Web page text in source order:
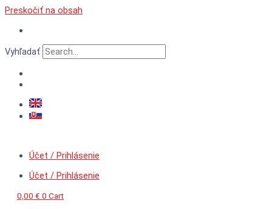
Preskočiť na obsah
Vyhľadať
Účet / Prihlásenie
Účet / Prihlásenie
0,00 € 0 Cart